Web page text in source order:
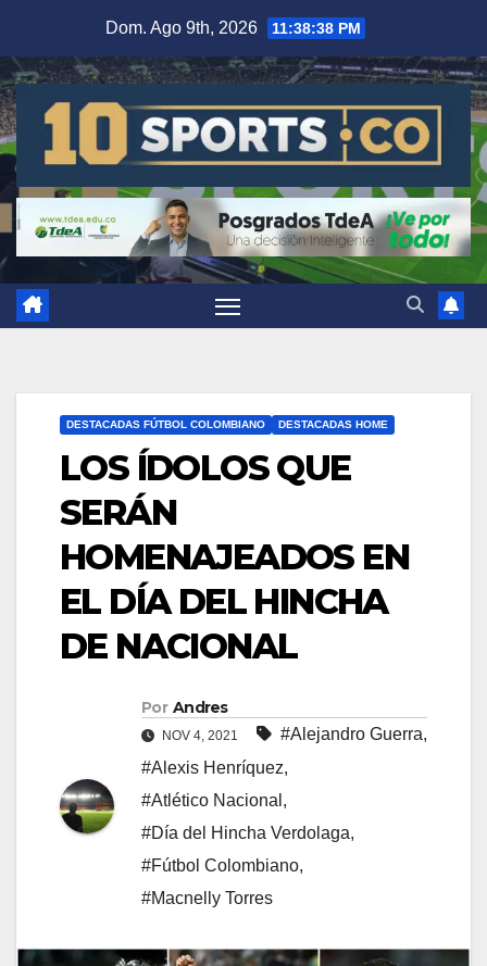
Dom. Ago 9th, 2026 11:38:39 PM
DESTACADAS FÚTBOL COLOMBIANO DESTACADAS HOME
LOS ÍDOLOS QUE
SERÁN
HOMENAJEADOS EN
EL DÍA DEL HINCHA
DE NACIONAL
Por Andres
NOV 4, 2021 #Alejandro Guerra,
#Alexis Henríquez,
#Atlético Nacional ,
#Día del Hincha Verdolaga,
#Fútbol Colombiano,
#Macnelly Torres